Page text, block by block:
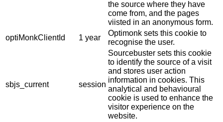
the source where they have
come from, and the pages
viisted in an anonymous form.
optiMonkClientId
1 year
Optimonk sets this cookie to
recognise the user.
sbjs_current session
Sourcebuster sets this cookie
to identify the source of a visit
and stores user action
information in cookies. This
analytical and behavioural
cookie is used to enhance the
visitor experience on the
website.